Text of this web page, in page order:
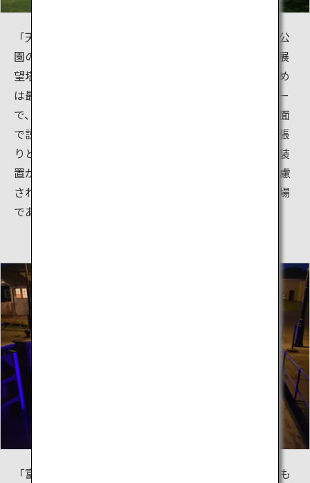
「天門橋」は、泉と滝の広場とならんで富岩運河環水公
園のシンボル施設です。両端のエレベーターを備えた展
望塔からは、環水公園全体が一望でき、立山連峰の眺め
は最高のすばらしさです。また、展望塔内のギャラリー
で、富岩運河の歴史や環水公園の概要などを写真や図面
で説明したパネルを展示しています。橋面は、タイル張
りと硬質な木張り仕様で、タイル部分には無散水消雪装
置が敷設され、冬季降雪時でも利用ができるように配慮
されており、木材を使用しているのはこの場所が貯木場
であったことにも由来しています。
「富岩水上ライン」は、環水公園から中島閘門（こうも